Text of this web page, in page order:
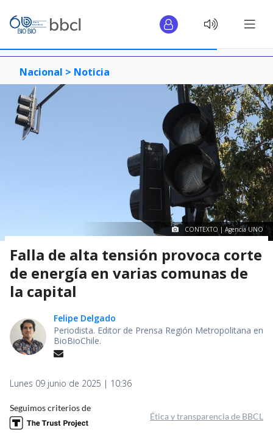
Nacional > Noticia
CONTEXTO | Agencia UNO
Falla de alta tensión provoca corte
de energía en varias comunas de
la capital
Felipe Delgado
Periodista. Editor de Prensa Región Metropolitana en
BioBioChile.
Lunes 09 junio de 2025 | 10:36
Seguimos criterios de
Ética y transparencia de BBCL